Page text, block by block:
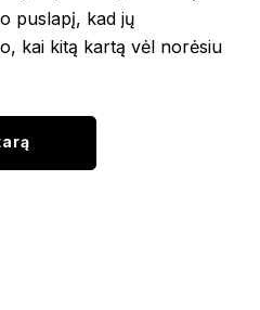
puslapį, kad jų
kai kitą kartą vėl norėsiu